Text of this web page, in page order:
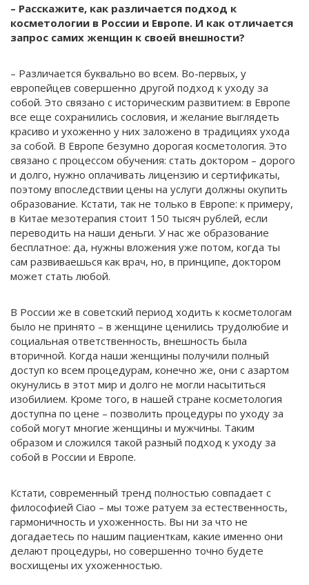
– Расскажите, как различается подход к
косметологии в России и Европе. И как отличается
запрос самих женщин к своей внешности?
– Различается буквально во всем. Во-первых, у
европейцев совершенно другой подход к уходу за
собой. Это связано с историческим развитием: в Европе
все еще сохранились сословия, и желание выглядеть
красиво и ухоженно у них заложено в традициях ухода
за собой. В Европе безумно дорогая косметология. Это
связано с процессом обучения: стать доктором – дорого
и долго, нужно оплачивать лицензию и сертификаты,
поэтому впоследствии цены на услуги должны окупить
образование. Кстати, так не только в Европе: к примеру,
в Китае мезотерапия стоит 150 тысяч рублей, если
переводить на наши деньги. У нас же образование
бесплатное: да, нужны вложения уже потом, когда ты
сам развиваешься как врач, но, в принципе, доктором
может стать любой.
В России же в советский период ходить к косметологам
было не принято – в женщине ценились трудолюбие и
социальная ответственность, внешность была
вторичной. Когда наши женщины получили полный
доступ ко всем процедурам, конечно же, они с азартом
окунулись в этот мир и долго не могли насытиться
изобилием. Кроме того, в нашей стране косметология
доступна по цене – позволить процедуры по уходу за
собой могут многие женщины и мужчины. Таким
образом и сложился такой разный подход к уходу за
собой в России и Европе.
Кстати, современный тренд полностью совпадает с
философией Ciao – мы тоже ратуем за естественность,
гармоничность и ухоженность. Вы ни за что не
догадаетесь по нашим пациенткам, какие именно они
делают процедуры, но совершенно точно будете
восхищены их ухоженностью.